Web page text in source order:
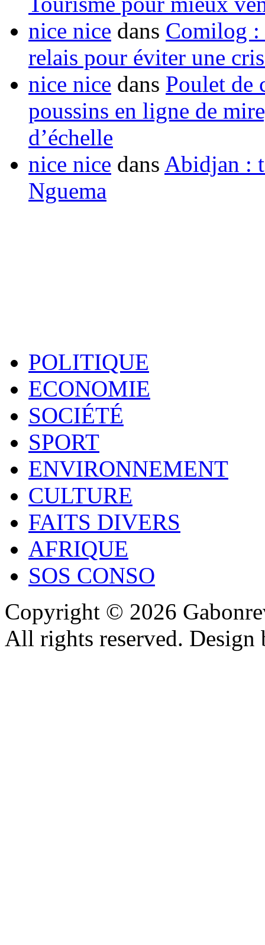
nice nice dans Comilog :
relais pour éviter une
nice nice dans Poulet de
poussins en ligne de
d’échelle
nice nice dans Abidjan :
Nguema
POLITIQUE
ECONOMIE
SOCIÉTÉ
SPORT
ENVIRONNEMENT
CULTURE
FAITS DIVERS
AFRIQUE
SOS CONSO
Copyright © 2026
All rights reserved.